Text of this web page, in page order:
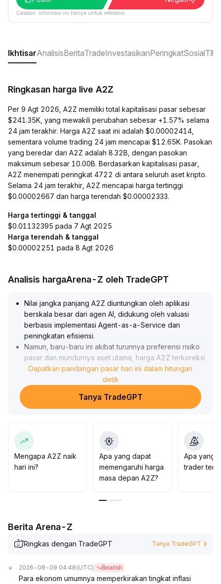
Catatan: Informasi ini hanya untuk referensi.
IkhtisarAnalisisBeritaTradeInvestasikanPeringkatSosialT&J
Ringkasan harga live A2Z
Per 9 Agt 2026, A2Z memiliki total kapitalisasi pasar sebesar
$241.35K, yang mewakili perubahan sebesar +1.57% selama
24 jam terakhir. Harga A2Z saat ini adalah $0.00002414,
sementara volume trading 24 jam mencapai $12.65K. Pasokan
yang beredar dari A2Z adalah 8.32B, dengan pasokan
maksimum sebesar 10.00B. Berdasarkan kapitalisasi pasar,
A2Z menempati peringkat 4722 di antara seluruh aset kripto.
Selama 24 jam terakhir, A2Z mencapai harga tertinggi
$0.00002667 dan harga terendah $0.00002333.
Harga tertinggi & tanggal
$0.01132395 pada 7 Agt 2025
Harga terendah & tanggal
$0.00002251 pada 8 Agt 2026
Analisis hargaArena-Z oleh TradeGPT
Nilai jangka panjang A2Z diuntungkan oleh aplikasi
berskala besar dari agen AI, didukung oleh valuasi
berbasis implementasi Agent-as-a-Service dan
peningkatan efisiensi.
Namun, baru-baru ini akibat turunnya preferensi risiko
pasar dan mundurnya aset utama, harga A2Z terkoreksi
dari level tertinggi 0.
00092-0
Jika mampu menembus 0
00092 dengan kenaikan volume, ada potensi rebound
berlanjut dengan target sekitar 0
00100
Meski begitu, dalam jangka pendek tetap perlu
Dapatkan pandangan pasar hari ini dalam hitungan
detik
Tanya TradeGPT
Mengapa A2Z naik
hari ini?
Apa yang dapat
memengaruhi harga
masa depan A2Z?
Apa yang
trader
Berita Arena-Z
Ringkas dengan TradeGPT Tanya TradeGPT
2026-08-09 04:48 (UTC) Bearish
Para ekonom umumnya memperkirakan tingkat inflasi